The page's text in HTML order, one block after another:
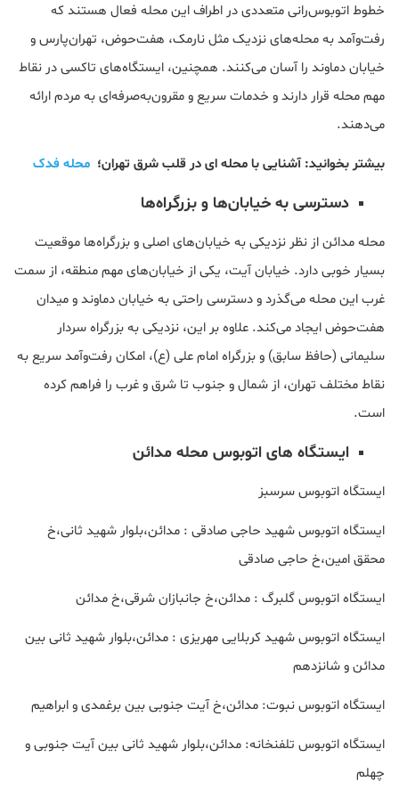
خطوط اتوبوس‌رانی متعددی در اطراف این محله فعال هستند که
رفت‌وآمد به محله‌های نزدیک مثل نارمک، هفت‌حوض، تهران‌پارس و
خیابان دماوند را آسان می‌کنند. همچنین، ایستگاه‌های تاکسی در نقاط
مهم محله قرار دارند و خدمات سریع و مقرون‌به‌صرفه‌ای به مردم ارائه
می‌دهند.
بیشتر بخوانید: آشنایی با محله ای در قلب شرق تهران؛ محله فدک
دسترسی به خیابان‌ها و بزرگراه‌ها
محله مدائن از نظر نزدیکی به خیابان‌های اصلی و بزرگراه‌ها موقعیت
بسیار خوبی دارد. خیابان آیت، یکی از خیابان‌های مهم منطقه، از سمت
غرب این محله می‌گذرد و دسترسی راحتی به خیابان دماوند و میدان
هفت‌حوض ایجاد می‌کند. علاوه بر این، نزدیکی به بزرگراه سردار
سلیمانی (حافظ سابق) و بزرگراه امام علی (ع)، امکان رفت‌وآمد سریع به
نقاط مختلف تهران، از شمال و جنوب تا شرق و غرب را فراهم کرده
است.
ایستگاه های اتوبوس محله مدائن
ایستگاه اتوبوس سرسبز
ایستگاه اتوبوس شهید حاجی صادقی : مدائن،بلوار شهید ثانی،خ
محقق امین،خ حاجی صادقی
ایستگاه اتوبوس گلبرگ : مدائن،خ جانبازان شرقی،خ مدائن
ایستگاه اتوبوس شهید کربلایی مهریزی : مدائن،بلوار شهید ثانی بین
مدائن و شانزدهم
ایستگاه اتوبوس نبوت: مدائن،خ آیت جنوبی بین برغمدی و ابراهیم
ایستگاه اتوبوس تلفنخانه: مدائن،بلوار شهید ثانی بین آیت جنوبی و
چهلم